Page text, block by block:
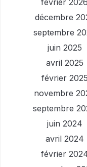
février 2026
décembre
septembre
juin 2025
avril 2025
février 2025
novembre
septembre
juin 2024
avril 2024
février